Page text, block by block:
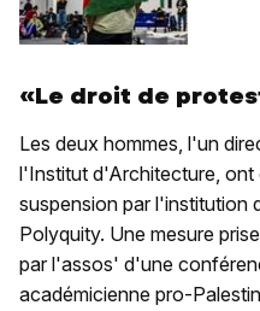
«Le droit de
Les deux hommes, l'un
l'Institut d'Architecture, ont
suspension par l'institution
Polyquity. Une mesure
par l'assos' d'une
académicienne pro-